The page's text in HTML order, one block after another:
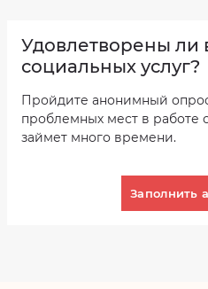
Удовлетворены ли
социальных услуг?
Пройдите анонимный
проблемных мест в работе
займет много времени.
Заполнить